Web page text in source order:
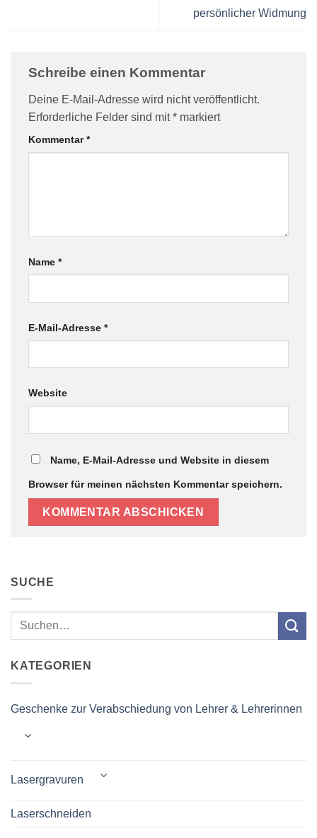
persönlicher Widmung
Schreibe einen Kommentar
Deine E-Mail-Adresse wird nicht veröffentlicht.
Erforderliche Felder sind mit* markiert
Kommentar*
Name *
E-Mail-Adresse *
Website
Name, E-Mail-Adresse und Website in diesem
Browser für meinen nächsten Kommentar speichern.
SUCHE
KATEGORIEN
Geschenke zur Verabschiedung von Lehrer & Lehrerinnen
Lasergravuren
Laserschneiden